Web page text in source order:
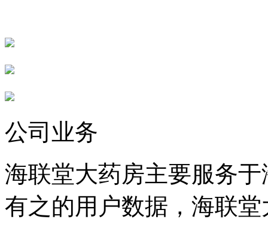
公司业务
海联堂大药房主要服务
有之的用户数据，海联